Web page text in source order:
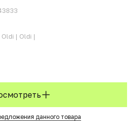
Oldi | Oldi |
данного товара